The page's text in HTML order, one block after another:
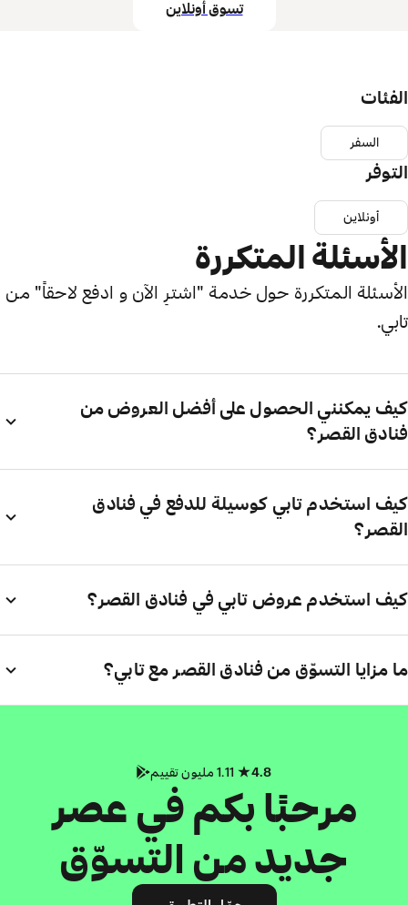
تسوق أونلاين
الفئات
السفر
التوفر
أونلاين
الأسئلة المتكررة
الأسئلة المتكررة حول خدمة "اشترِ الآن و ادفع لاحقاً" من
تابي.
كيف يمكنني الحصول على أفضل العروض من
فنادق القصر؟
كيف استخدم تابي كوسيلة للدفع في فنادق
القصر؟
كيف استخدم عروض تابي في فنادق القصر؟
ما مزايا التسوّق من فنادق القصر مع تابي؟
4.8
مرحبًا بكم في عصر
جديد من التسوّق